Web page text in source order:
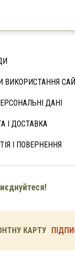
ВИКОРИСТАННЯ
ДАНІ
І ДОСТАВКА
І ПОВЕРНЕННЯ
КАРТУ